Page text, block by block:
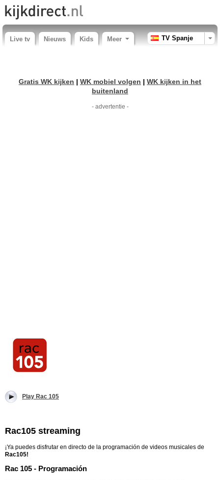
Live tv Nieuws Kids Meer TV Spanje
Gratis WK kijken | WK mobiel volgen | WK kijken in het
buitenland
- advertentie -
Play Rac 105
Rac105 streaming
¡Ya puedes disfrutar en directo de la programación de videos musicales de
Rac105!
Rac 105 - Programación